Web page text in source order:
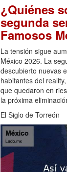
¿Quiénes
segunda
Famosos
La tensión sigue
México 2026. La
descubierto nuevas
habitantes del
que quedaron en
la próxima
El Siglo de Torreón